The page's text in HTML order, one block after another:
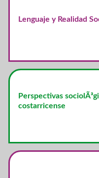
Lenguaje y Realidad
Perspectivas
costarricense